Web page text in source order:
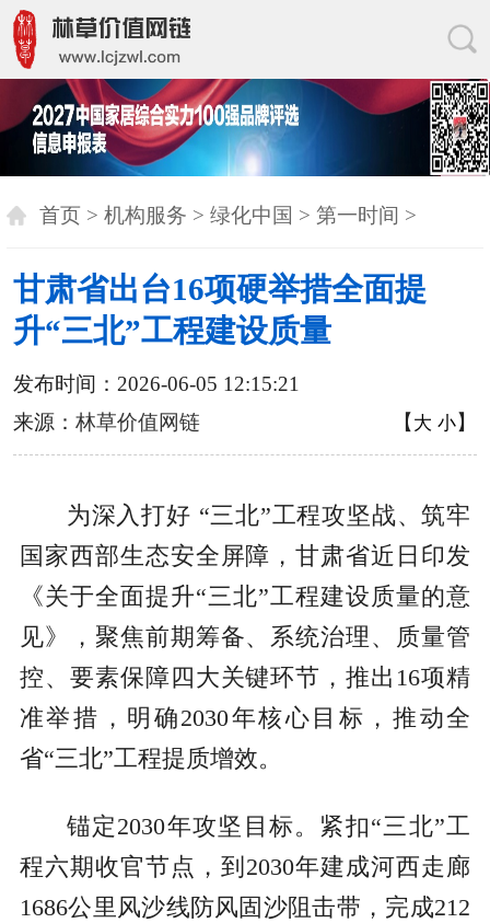
首页 > 机构服务 > 绿化中国 > 第一时间 >
甘肃省出台16项硬举措全面提
升“三北”工程建设质量
发布时间：2026-06-05 12:15:21
来源： 林草价值网链 【 大 小】
为深入打好 “三北”工程攻坚战、筑牢
国家西部生态安全屏障，甘肃省近日印发
《关于全面提升“三北”工程建设质量的意
见》，聚焦前期筹备、系统治理、质量管
控、要素保障四大关键环节，推出16项精
准举措，明确2030年核心目标，推动全
省“三北”工程提质增效。
锚定2030年攻坚目标。紧扣“三北”工
程六期收官节点，到2030年建成河西走廊
1686公里风沙线防风固沙阻击带，完成212